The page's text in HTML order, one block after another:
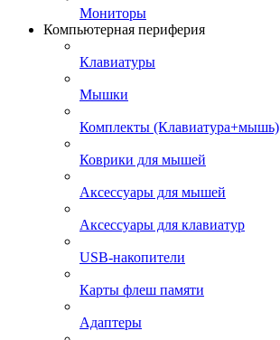
Мониторы
Компьютерная периферия
Клавиатуры
Мышки
Комплекты (Клавиатура+мышь)
Коврики для мышей
Аксессуары для мышей
Аксессуары для клавиатур
USB-накопители
Карты флеш памяти
Адаптеры